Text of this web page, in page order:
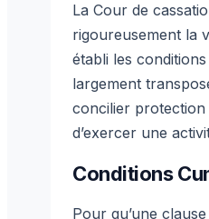
La Cour de
rigoureusement la
établi les
largement
concilier protection
d’exercer une
Conditions
Pour qu’une